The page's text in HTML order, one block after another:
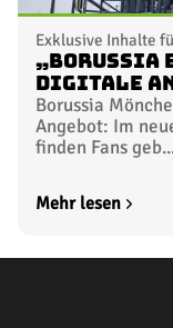
Exklusive Inhalte
„Borussia
digitale
Borussia
Angebot: Im
finden Fans
Mehr lesen